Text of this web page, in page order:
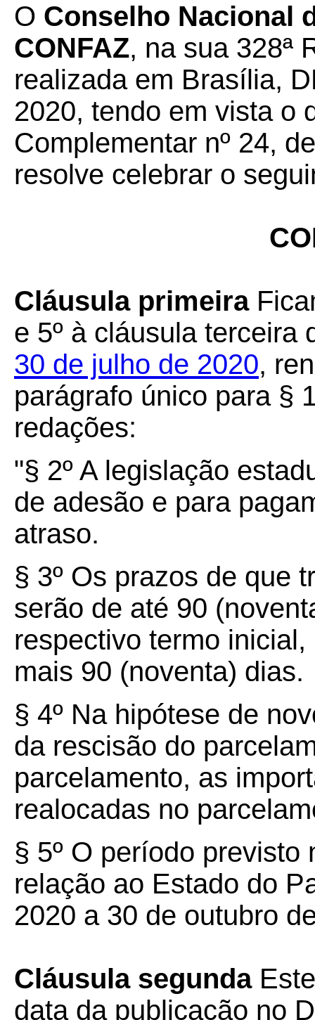
O Conselho Nacional
CONFAZ, na sua 328ª
realizada em Brasília,
2020, tendo em vista o
Complementar nº 24,
resolve celebrar o
Cláusula primeira
e 5º à cláusula terceira
30 de julho de 2020,
parágrafo único para §
redações:
"§ 2º A legislação
de adesão e para
atraso.
§ 3º Os prazos de que
serão de até 90
respectivo termo
mais 90 (noventa) dias.
§ 4º Na hipótese de
da rescisão do
parcelamento, as
realocadas no
§ 5º O período
relação ao Estado do
2020 a 30 de outubro
Cláusula segunda
data da publicação no